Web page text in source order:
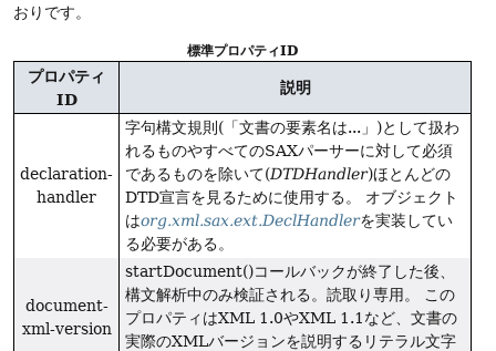
おりです。
標準プロパティID
プロパティ
ID
説明
declaration-
handler
字句構文規則(「文書の要素名は...」)として扱わ
れるものやすべてのSAXパーサーに対して必須
であるものを除いて(DTDHandler)ほとんどの
DTD宣言を見るために使用する。
オブジェクト
はorg.xml.sax.ext.DeclHandlerを実装してい
る必要がある。
document-
xml-version
startDocument()コールバックが終了した後、
構文解析中のみ検証される。読取り専用。
この
プロパティはXML 1.0やXML 1.1など、文書の
実際のXMLバージョンを説明するリテラル文字